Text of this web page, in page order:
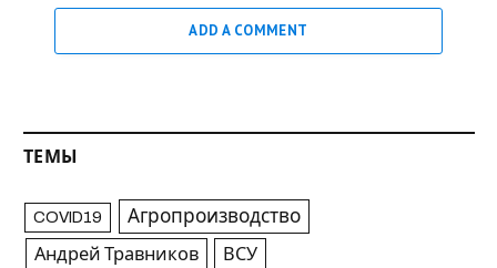
ADD A COMMENT
ТЕМЫ
COVID19 Агропроизводство
Андрей Травников ВСУ